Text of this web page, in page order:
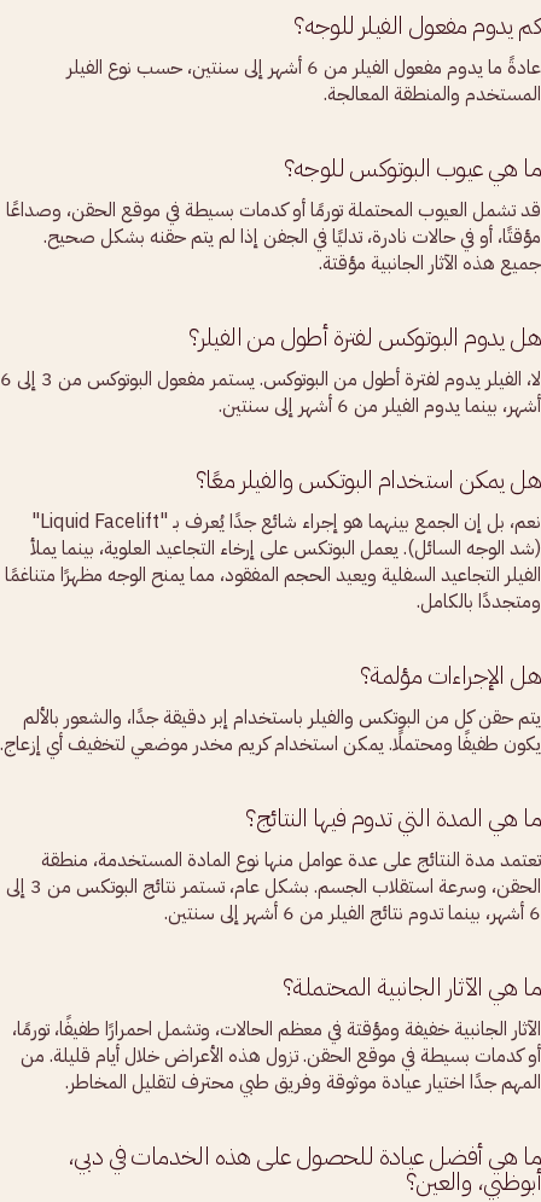
كم يدوم مفعول الفيلر للوجه؟
عادةً ما يدوم مفعول الفيلر من 6 أشهر إلى سنتين، حسب نوع الفيلر
المستخدم والمنطقة المعالجة.
ما هي عيوب البوتوكس للوجه؟
قد تشمل العيوب المحتملة تورمًا أو كدمات بسيطة في موقع الحقن، وصداعًا
مؤقتًا، أو في حالات نادرة، تدليًا في الجفن إذا لم يتم حقنه بشكل صحيح.
جميع هذه الآثار الجانبية مؤقتة.
هل يدوم البوتوكس لفترة أطول من الفيلر؟
لا، الفيلر يدوم لفترة أطول من البوتوكس. يستمر مفعول البوتوكس من 3 إلى 6
أشهر، بينما يدوم الفيلر من 6 أشهر إلى سنتين.
هل يمكن استخدام البوتكس والفيلر معًا؟
نعم، بل إن الجمع بينهما هو إجراء شائع جدًا يُعرف بـ "Liquid Facelift"
(شد الوجه السائل). يعمل البوتكس على إرخاء التجاعيد العلوية، بينما يملأ
الفيلر التجاعيد السفلية ويعيد الحجم المفقود، مما يمنح الوجه مظهرًا متناغمًا
ومتجددًا بالكامل.
هل الإجراءات مؤلمة؟
يتم حقن كل من البوتكس والفيلر باستخدام إبر دقيقة جدًا، والشعور بالألم
يكون طفيفًا ومحتملًا. يمكن استخدام كريم مخدر موضعي لتخفيف أي إزعاج.
ما هي المدة التي تدوم فيها النتائج؟
تعتمد مدة النتائج على عدة عوامل منها نوع المادة المستخدمة، منطقة
الحقن، وسرعة استقلاب الجسم. بشكل عام، تستمر نتائج البوتكس من 3 إلى
6 أشهر، بينما تدوم نتائج الفيلر من 6 أشهر إلى سنتين.
ما هي الآثار الجانبية المحتملة؟
الآثار الجانبية خفيفة ومؤقتة في معظم الحالات، وتشمل احمرارًا طفيفًا، تورمًا،
أو كدمات بسيطة في موقع الحقن. تزول هذه الأعراض خلال أيام قليلة. من
المهم جدًا اختيار عيادة موثوقة وفريق طبي محترف لتقليل المخاطر.
ما هي أفضل عيادة للحصول على هذه الخدمات في دبي،
أبوظبي، والعين؟